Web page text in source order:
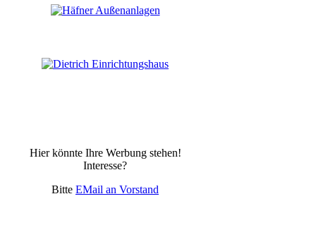
Hier könnte Ihre Werbung stehen!
Interesse?
Bitte EMail an Vorstand